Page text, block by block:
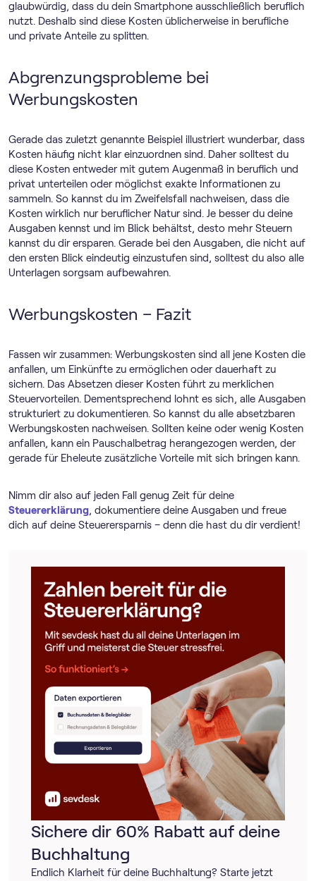
Sichere dir 60% Rabatt auf deine
Buchhaltung
Endlich Klarheit für deine Buchhaltung? Starte jetzt
glaubwürdig, dass du dein Smartphone ausschließlich beruflich
nutzt. Deshalb sind diese Kosten üblicherweise in berufliche
und private Anteile zu splitten.
Abgrenzungsprobleme bei
Werbungskosten
Gerade das zuletzt genannte Beispiel illustriert wunderbar, dass
Kosten häufig nicht klar einzuordnen sind. Daher solltest du
diese Kosten entweder mit gutem Augenmaß in beruflich und
privat unterteilen oder möglichst exakte Informationen zu
sammeln. So kannst du im Zweifelsfall nachweisen, dass die
Kosten wirklich nur beruflicher Natur sind. Je besser du deine
Ausgaben kennst und im Blick behältst, desto mehr Steuern
kannst du dir ersparen. Gerade bei den Ausgaben, die nicht auf
den ersten Blick eindeutig einzustufen sind, solltest du also alle
Unterlagen sorgsam aufbewahren.
Werbungskosten – Fazit
Fassen wir zusammen: Werbungskosten sind all jene Kosten die
anfallen, um Einkünfte zu ermöglichen oder dauerhaft zu
sichern. Das Absetzen dieser Kosten führt zu merklichen
Steuervorteilen. Dementsprechend lohnt es sich, alle Ausgaben
strukturiert zu dokumentieren. So kannst du alle absetzbaren
Werbungskosten nachweisen. Sollten keine oder wenig Kosten
anfallen, kann ein Pauschalbetrag herangezogen werden, der
gerade für Eheleute zusätzliche Vorteile mit sich bringen kann.
Nimm dir also auf jeden Fall genug Zeit für deine
Steuererklärung, dokumentiere deine Ausgaben und freue
dich auf deine Steuerersparnis – denn die hast du dir verdient!